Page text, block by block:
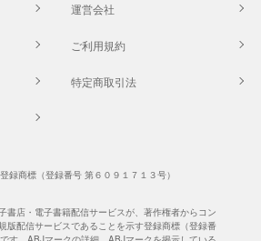
運営会社
ご利用規約
特定商取引法
書店・電子書籍配信サービスが、著作権者からコン
版配信サービスであることを示す登録商標（登録番